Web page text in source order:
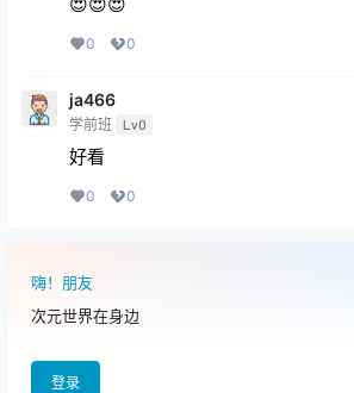
0 0
ja466
学前班 Lv0
好看
0 0
嗨！朋友
次元世界在身边
登录